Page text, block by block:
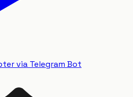
via Telegram Bot